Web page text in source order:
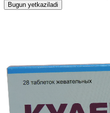
Bugun yetkaziladi